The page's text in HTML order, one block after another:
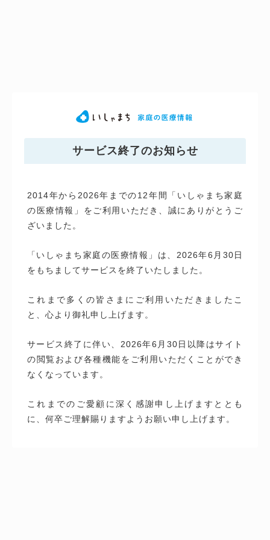
サービス終了のお知らせ
2014年から2026年までの12年間「いしゃまち家庭
の医療情報」をご利用いただき、誠にありがとうご
ざいました。
「いしゃまち家庭の医療情報」は、2026年6月30日
をもちましてサービスを終了いたしました。
これまで多くの皆さまにご利用いただきましたこ
と、心より御礼申し上げます。
サービス終了に伴い、2026年6月30日以降はサイト
の閲覧および各種機能をご利用いただくことができ
なくなっています。
これまでのご愛顧に深く感謝申し上げますととも
に、何卒ご理解賜りますようお願い申し上げます。